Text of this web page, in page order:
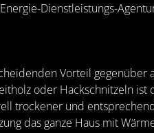
Dienstleistungs-
Vorteil gegenüber
oder Hackschnitzeln
trockener und
das ganze Haus mit